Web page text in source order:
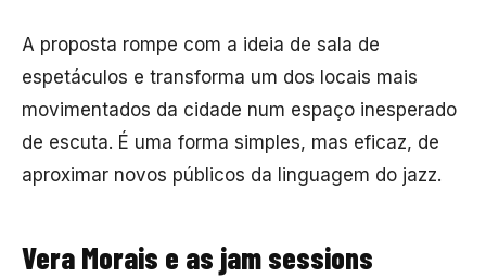
A proposta rompe com a ideia de sala de
espetáculos e transforma um dos locais mais
movimentados da cidade num espaço inesperado
de escuta. É uma forma simples, mas eficaz, de
aproximar novos públicos da linguagem do jazz.
Vera Morais e as jam sessions